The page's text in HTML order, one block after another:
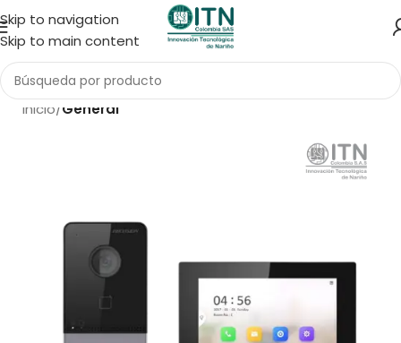
Skip to navigation
Skip to main content
Inicio General